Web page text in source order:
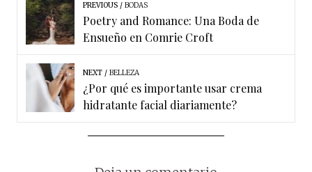
PREVIOUS BODAS
Poetry and Romance: Una Boda de
Ensueño en Comrie Croft
NEXT BELLEZA
¿Por qué es importante usar crema
hidratante facial diariamente?